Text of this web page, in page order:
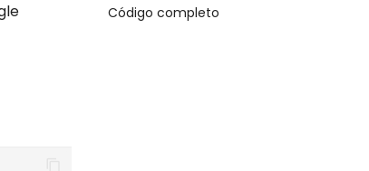
Código completo